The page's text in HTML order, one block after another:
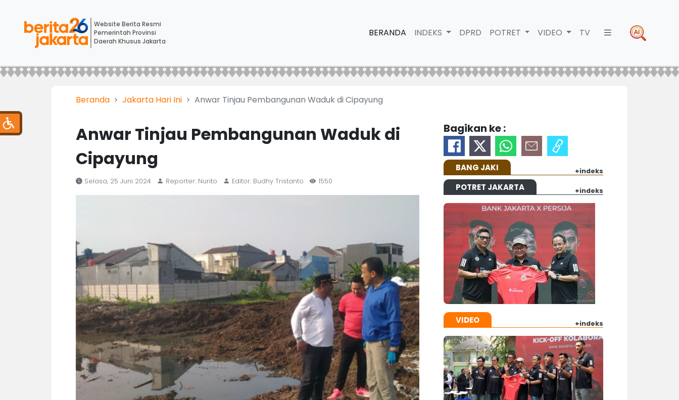
Website Berita Resmi
Pemerintah Provinsi
Daerah Khusus Jakarta
BERANDA INDEKS DPRD POTRET VIDEO TV
Beranda Jakarta Hari Ini Anwar Tinjau Pembangunan Waduk di Cipayung
Anwar Tinjau Pembangunan Waduk di
Cipayung
Selasa, 25 Juni 2024 Reporter: Nurito Editor: Budhy Tristanto 1550
Bagikan ke :
BANG JAKI +indeks
POTRET JAKARTA +indeks
VIDEO +indeks